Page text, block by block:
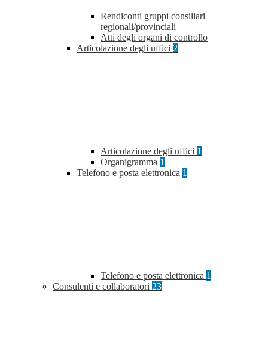
Rendiconti gruppi consiliari
regionali/provinciali
Atti degli organi di controllo
Articolazione degli uffici 2
Articolazione degli uffici 1
Organigramma 1
Telefono e posta elettronica 1
Telefono e posta elettronica 1
Consulenti e collaboratori 23